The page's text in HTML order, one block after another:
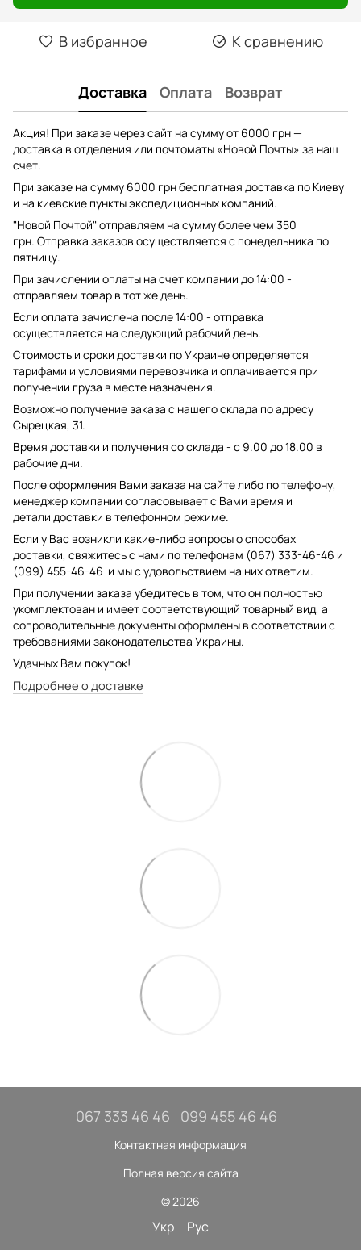
В избранное К сравнению
Доставка Оплата Возврат
Акция! При заказе через сайт на сумму от 6000 грн —
доставка в отделения или почтоматы «Новой Почты» за наш
счет.
При заказе на сумму 6000 грн бесплатная доставка по Киеву
и на киевские пункты экспедиционных компаний.
"Новой Почтой" отправляем на сумму более чем 350
грн. Отправка заказов осуществляется с понедельника по
пятницу.
При зачислении оплаты на счет компании до 14:00 -
отправляем товар в тот же день.
Если оплата зачислена после 14:00 - отправка
осуществляется на следующий рабочий день.
Стоимость и сроки доставки по Украине определяется
тарифами и условиями перевозчика и оплачивается при
получении груза в месте назначения.
Возможно получение заказа с нашего склада по адресу
Сырецкая, 31.
Время доставки и получения со склада - с 9.00 до 18.00 в
рабочие дни.
После оформления Вами заказа на сайте либо по телефону,
менеджер компании согласовывает с Вами время и
детали доставки в телефонном режиме.
Если у Вас возникли какие-либо вопросы о способах
доставки, свяжитесь с нами по телефонам (067) 333-46-46 и
(099) 455-46-46 и мы с удовольствием на них ответим.
При получении заказа убедитесь в том, что он полностью
укомплектован и имеет соответствующий товарный вид, а
сопроводительные документы оформлены в соответствии с
требованиями законодательства Украины.
Удачных Вам покупок!
Подробнее о доставке
067 333 46 46 099 455 46 46
Контактная информация
Полная версия сайта
© 2026
Укр Рус